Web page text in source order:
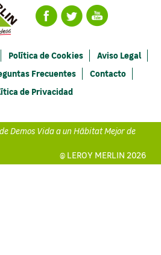
Política de Cookies
Aviso Legal
Frecuentes
Contacto
de Privacidad
Demos Vida a un Hábitat Mejor de
@ LEROY MERLIN 2026